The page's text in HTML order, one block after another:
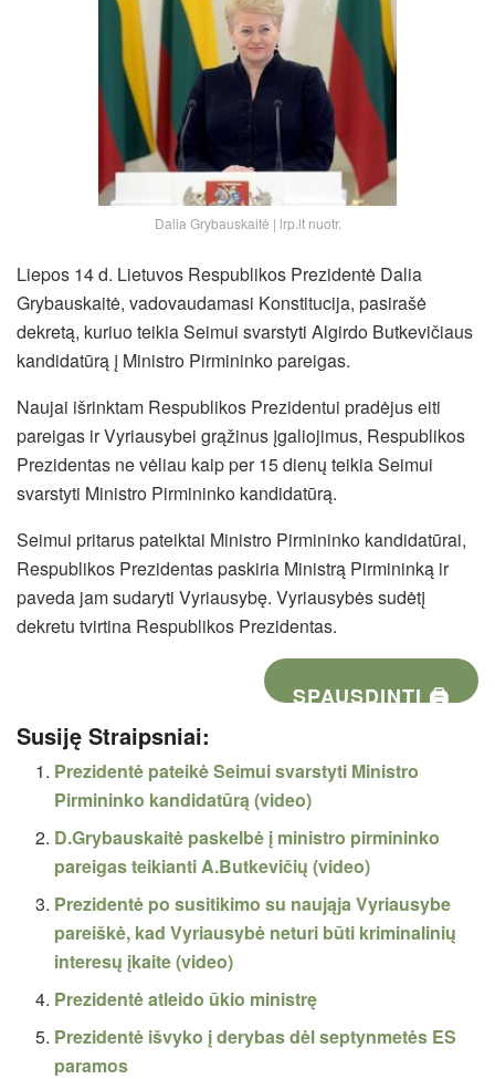
Dalia Grybauskaitė | lrp.lt nuotr.
Liepos 14 d. Lietuvos Respublikos Prezidentė Dalia
Grybauskaitė, vadovaudamasi Konstitucija, pasirašė
dekretą, kuriuo teikia Seimui svarstyti Algirdo Butkevičiaus
kandidatūrą į Ministro Pirmininko pareigas.
Naujai išrinktam Respublikos Prezidentui pradėjus eiti
pareigas ir Vyriausybei grąžinus įgaliojimus, Respublikos
Prezidentas ne vėliau kaip per 15 dienų teikia Seimui
svarstyti Ministro Pirmininko kandidatūrą.
Seimui pritarus pateiktai Ministro Pirmininko kandidatūrai,
Respublikos Prezidentas paskiria Ministrą Pirmininką ir
paveda jam sudaryti Vyriausybę. Vyriausybės sudėtį
dekretu tvirtina Respublikos Prezidentas.
SPAUSDINTI 🖨
Susiję Straipsniai:
Prezidentė pateikė Seimui svarstyti Ministro
Pirmininko kandidatūrą (video)
D.Grybauskaitė paskelbė į ministro pirmininko
pareigas teikianti A.Butkevičių (video)
Prezidentė po susitikimo su naująja Vyriausybe
pareiškė, kad Vyriausybė neturi būti kriminalinių
interesų įkaite (video)
Prezidentė atleido ūkio ministrę
Prezidentė išvyko į derybas dėl septynmetės ES
paramos